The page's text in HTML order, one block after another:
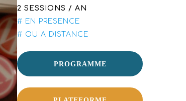
2 SESSIONS / AN
# EN PRESENCE
# OU A DISTANCE
PROGRAMME